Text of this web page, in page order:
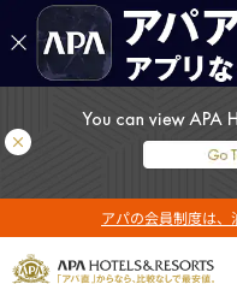
アパの会員制度は、